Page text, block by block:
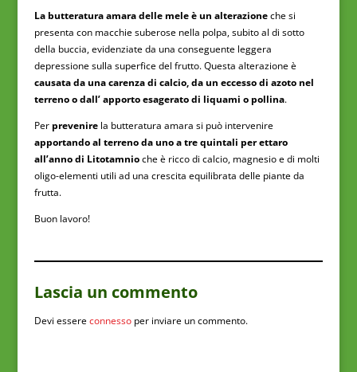
La butteratura amara delle mele è un alterazioneche si
presenta con macchie suberose nella polpa, subito al di sotto
della buccia, evidenziate da una conseguente leggera
depressione sulla superfice del frutto. Questa alterazione è
causata da una carenza di calcio, da un eccesso di azoto nel
terreno o dall’ apporto esagerato di liquami o pollina.
Per prevenire la butteratura amara si può intervenire
apportando al terreno da uno a tre quintali per ettaro
all’anno di Litotamnioche è ricco di calcio, magnesio e di molti
oligo-elementi utili ad una crescita equilibrata delle piante da
frutta.
Buon lavoro!
Lascia un commento
Devi essereconnessoper inviare un commento.